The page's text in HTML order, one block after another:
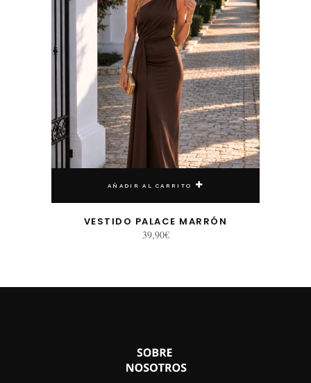
AÑADIR AL CARRITO
VESTIDO PALACE MARRÓN
39,90€